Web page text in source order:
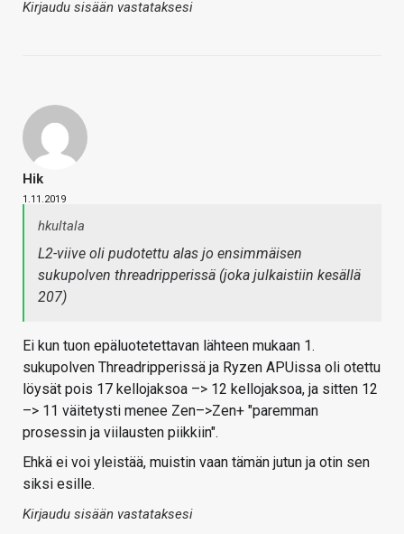
Kirjaudu sisään vastataksesi
Hik
1.11.2019
hkultala
L2-viive oli pudotettu alas jo ensimmäisen
sukupolven threadripperissä (joka julkaistiin kesällä
207)
Ei kun tuon epäluotetettavan lähteen mukaan 1.
sukupolven Threadripperissä ja Ryzen APUissa oli otettu
löysät pois 17 kellojaksoa –> 12 kellojaksoa, ja sitten 12
–> 11 väitetysti menee Zen–>Zen+ "paremman
prosessin ja viilausten piikkiin".
Ehkä ei voi yleistää, muistin vaan tämän jutun ja otin sen
siksi esille.
Kirjaudu sisään vastataksesi